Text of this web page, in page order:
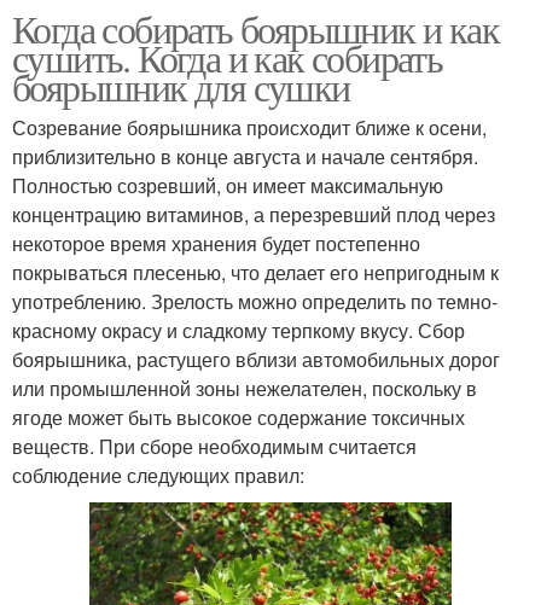
Когда собирать боярышник и как
сушить. Когда и как собирать
боярышник для сушки
Созревание боярышника происходит ближе к осени,
приблизительно в конце августа и начале сентября.
Полностью созревший, он имеет максимальную
концентрацию витаминов, а перезревший плод через
некоторое время хранения будет постепенно
покрываться плесенью, что делает его непригодным к
употреблению. Зрелость можно определить по темно-
красному окрасу и сладкому терпкому вкусу. Сбор
боярышника, растущего вблизи автомобильных дорог
или промышленной зоны нежелателен, поскольку в
ягоде может быть высокое содержание токсичных
веществ. При сборе необходимым считается
соблюдение следующих правил: